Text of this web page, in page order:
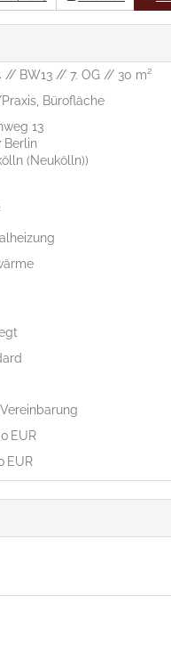
// BW13 // 7. OG // 30 m²
Bürofläche
13
Berlin
(Neukölln))
EUR
EUR